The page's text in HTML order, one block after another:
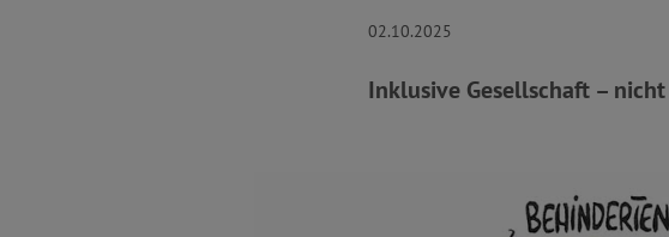
02.10.2025
Inklusive Gesellschaft –